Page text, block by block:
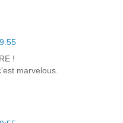
!
marvelous.